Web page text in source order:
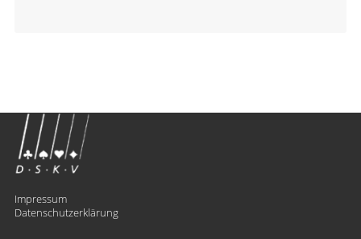
Impressum
Datenschutzerklärung